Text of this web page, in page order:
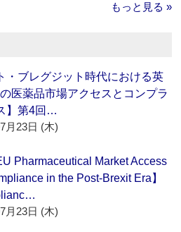
もっと見る »
・ブレグジット時代における英
医薬品市場アクセスとコンプラ
】第4回…
月23日 (木)
Pharmaceutical Market Access
in the Post-Brexit Era】
月23日 (木)